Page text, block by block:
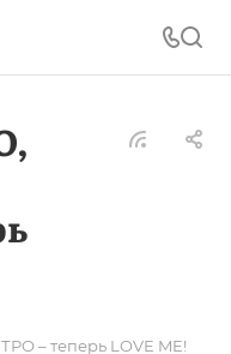
– теперь LOVE ME!